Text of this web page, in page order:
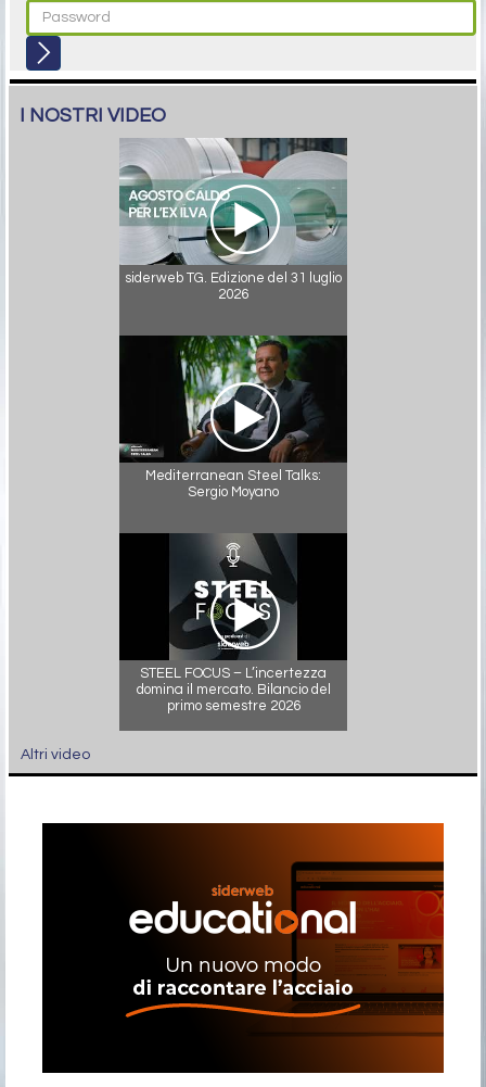
I NOSTRI VIDEO
siderweb TG. Edizione del 31 luglio
2026
Mediterranean Steel Talks:
Sergio Moyano
STEEL FOCUS – L’incertezza
domina il mercato. Bilancio del
primo semestre 2026
Altri video